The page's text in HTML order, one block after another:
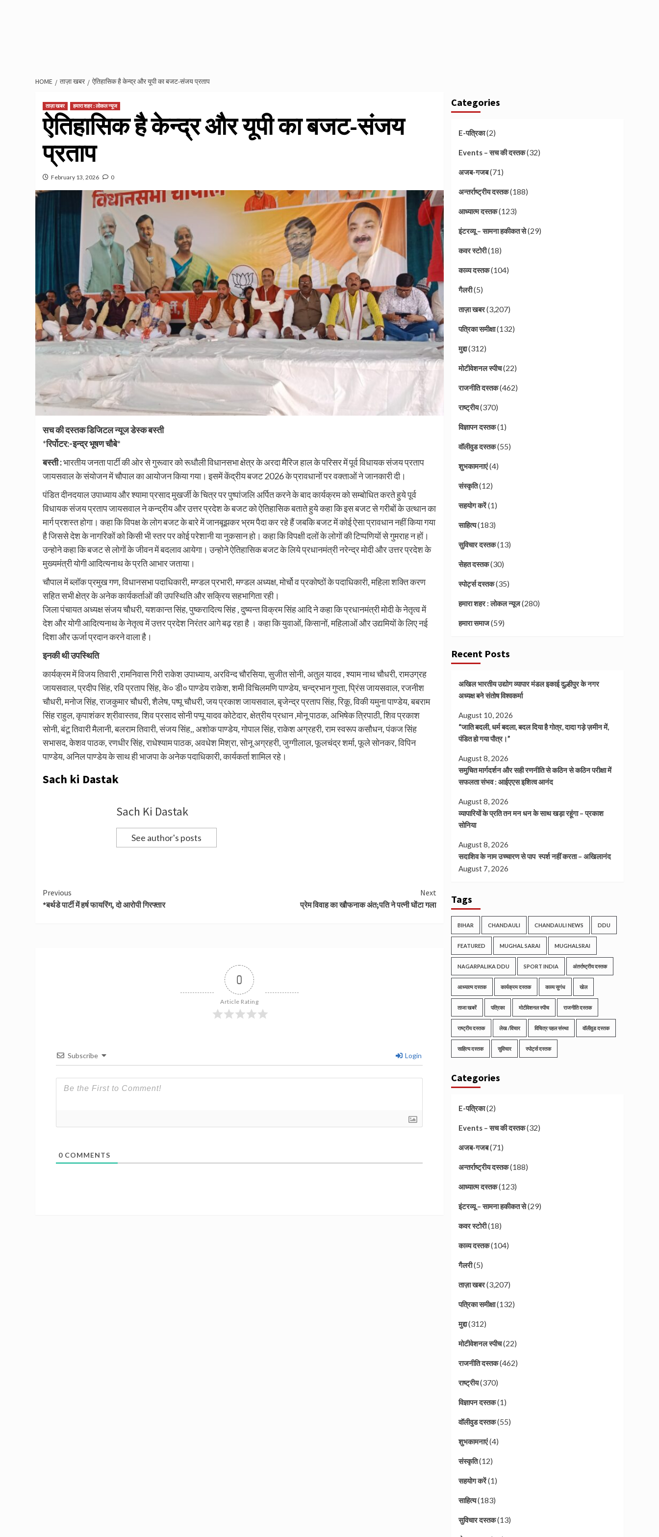
HOME ताज़ा खबर ऐतिहासिक है केन्द्र और यूपी का बजट-संजय प्रताप
ताज़ा खबर हमारा शहर : लोकल न्यूज
ऐतिहासिक है केन्द्र और यूपी का बजट-संजय
प्रताप
February 13, 2026 0
सच की दस्तक डिजिटल न्यूज डेस्क बस्ती
*रिर्पोटर:-इन्द्र भूषण चौबे*
बस्ती :भारतीय जनता पार्टी की ओर से गुरूवार को रूधौली विधानसभा क्षेत्र के अरदा मैरिज हाल के परिसर में पूर्व विधायक संजय प्रताप
जायसवाल के संयोजन में चौपाल का आयोजन किया गया। इसमें केंद्रीय बजट 2026 के प्रावधानों पर वक्ताओं ने जानकारी दी।
पंडित दीनदयाल उपाध्याय और श्यामा प्रसाद मुखर्जी के चित्र पर पुष्पांजलि अर्पित करने के बाद कार्यक्रम को सम्बोधित करते हुये पूर्व
विधायक संजय प्रताप जायसवाल ने कन्द्रीय और उत्तर प्रदेश के बजट को ऐतिहासिक बताते हुये कहा कि इस बजट से गरीबों के उत्थान का
मार्ग प्रशस्त होगा। कहा कि विपक्ष के लोग बजट के बारे में जानबूझकर भ्रम पैदा कर रहे हैं जबकि बजट में कोई ऐसा प्रावधान नहीं किया गया
है जिससे देश के नागरिकों को किसी भी स्तर पर कोई परेशानी या नुकसान हो। कहा कि विपक्षी दलों के लोगों की टिप्पणियों से गुमराह न हों।
उन्होने कहा कि बजट से लोगों के जीवन में बदलाव आयेगा। उन्होने ऐतिहासिक बजट के लिये प्रधानमंत्री नरेन्द्र मोदी और उत्तर प्रदेश के
मुख्यमंत्री योगी आदित्यनाथ के प्रति आभार जताया।
चौपाल में ब्लॉक प्रमुख गण, विधानसभा पदाधिकारी, मण्डल प्रभारी, मण्डल अध्यक्ष, मोर्चो व प्रकोष्ठों के पदाधिकारी, महिला शक्ति करण
सहित सभी क्षेत्र के अनेक कार्यकर्ताओं की उपस्थिति और सक्रिय सहभागिता रही।
जिला पंचायत अध्यक्ष संजय चौधरी, यशकान्त सिंह, पुष्करादित्य सिंह , दुष्यन्त विक्रम सिंह आदि ने कहा कि प्रधानमंत्री मोदी के नेतृत्व में
देश और योगी आदित्यनाथ के नेतृत्व में उत्तर प्रदेश निरंतर आगे बढ़ रहा है । कहा कि युवाओं, किसानों, महिलाओं और उद्यमियों के लिए नई
दिशा और ऊर्जा प्रदान करने वाला है।
इनकी थी उपस्थिति
कार्यक्रम में विजय तिवारी ,रामनिवास गिरी राकेश उपाध्याय, अरविन्द चौरसिया, सुजीत सोनी, अतुल यादव , श्याम नाथ चौधरी, रामउग्रह
जायसवाल, प्रदीप सिंह, रवि प्रताप सिंह, के० डी० पाण्डेय राकेश, शमी विचिलमणि पाण्डेय, चन्द्रभान गुप्ता, प्रिंस जायसवाल, रजनीश
चौधरी, मनोज सिंह, राजकुमार चौधरी, शैलेष, पष्पू चौधरी, जय प्रकाश जायसवाल, बृजेन्द्र प्रताप सिंह, रिकू, विकी यमुना पाण्डेय, बबराम
सिंह राहुल, कृपाशंकर श्रीवास्तव, शिव प्रसाद सोनी पप्पू यादव कोटेदार, क्षेत्रीय प्रधान ,मोनू पाठक, अभिषेक त्रिपाठी, शिव प्रकाश
सोनी, बंटू तिवारी मैलानी, बलराम तिवारी, संजय सिंह,, अशोक पाण्डेय, गोपाल सिंह, राकेश अग्रहरी, राम स्वरूप कसौधन, पंकज सिंह
सभासद, केशव पाठक, रणधीर सिंह, राधेश्याम पाठक, अवधेश मिश्रा, सोनू अग्रहरी, जुग्गीलाल, फूलचंद्र शर्मा, फूले सोनकर, विपिन
पाण्डेय, अनिल पाण्डेय के साथ ही भाजपा के अनेक पदाधिकारी, कार्यकर्ता शामिल रहे।
Sach ki Dastak
Sach Ki Dastak
See author's posts
Continue
Reading
Previous
*बर्थडे पार्टी में हर्ष फायरिंग, दो आरोपी गिरफ्तार
Next
प्रेम विवाह का खौफनाक अंत;पति ने पत्नी घोंटा गला
0
Article Rating
Subscribe Login
0 COMMENTS
Categories
E-पत्रिका(2)
Events – सच की दस्तक(32)
अजब-गजब(71)
अन्तर्राष्ट्रीय दस्तक(188)
आध्यात्म दस्तक(123)
इंटरव्यू – सामना हकीकत से(29)
कवर स्टोरी(18)
काव्य दस्तक(104)
गैलरी(5)
ताज़ा खबर(3,207)
पत्रिका समीक्षा(132)
मुद्दा(312)
मोटीवेशनल स्पीच(22)
राजनीति दस्तक(462)
राष्ट्रीय(370)
विज्ञापन दस्तक(1)
वॉलीवुड दस्तक(55)
शुभकामनाएं(4)
संस्कृति(12)
सहयोग करें(1)
साहित्य(183)
सुविचार दस्तक(13)
सेहत दस्तक(30)
स्पोर्ट्स दस्तक(35)
हमारा शहर : लोकल न्यूज(280)
हमारा समाज(59)
Recent Posts
अखिल भारतीय उद्योग व्यापार मंडल इकाई दुल्हीपुर के नगर
अध्यक्ष बने संतोष विश्वकर्मा
August 10, 2026
“जाति बदली, धर्म बदला, बदल दिया है गोत्र, दादा गड़े ज़मीन में,
पंडित हो गया पौत्र।”
August 8, 2026
समुचित मार्गदर्शन और सही रणनीति से कठिन से कठिन परीक्षा में
सफलता संभव : आईएएस इशित्व आनंद
August 8, 2026
व्यापारियों के प्रति तन मन धन के साथ खड़ा रहूंगा – प्रकाश
सोनिया
August 8, 2026
सदाशिव के नाम उच्चारण से पाप स्पर्श नहीं करता – अखिलानंद
August 7, 2026
Tags
BIHAR CHANDAULI CHANDAULI NEWS DDU
FEATURED MUGHAL SARAI MUGHALSRAI
NAGARPALIKA DDU SPORT INDIA अंतर्राष्ट्रीय दस्तक
आध्यात्म दस्तक कार्यक्रम दस्तक काव्य सुगंध खेल
ताजा खबरें पत्रिका मोटीवेशनल स्पीच राजनीति दस्तक
राष्ट्रीय दस्तक लेख /विचार विचित्र पहल संस्था वॉलीवुड दस्तक
साहित्य दस्तक सुविचार स्पोर्ट्स दस्तक
Categories
E-पत्रिका(2)
Events – सच की दस्तक(32)
अजब-गजब(71)
अन्तर्राष्ट्रीय दस्तक(188)
आध्यात्म दस्तक(123)
इंटरव्यू – सामना हकीकत से(29)
कवर स्टोरी(18)
काव्य दस्तक(104)
गैलरी(5)
ताज़ा खबर(3,207)
पत्रिका समीक्षा(132)
मुद्दा(312)
मोटीवेशनल स्पीच(22)
राजनीति दस्तक(462)
राष्ट्रीय(370)
विज्ञापन दस्तक(1)
वॉलीवुड दस्तक(55)
शुभकामनाएं(4)
संस्कृति(12)
सहयोग करें(1)
साहित्य(183)
सुविचार दस्तक(13)